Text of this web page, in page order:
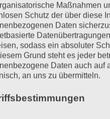
kommunikativen
sprachförderlichen
Verhaltens des
durch die
Maßnahmen
Schutz der über diese
Daten
sodass ein absoluter
Grund steht es jeder
Daten auch auf
an uns zu übermitteln.